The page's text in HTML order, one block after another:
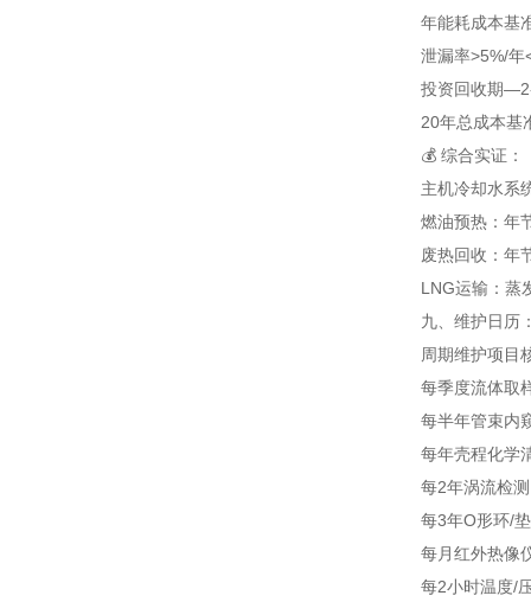
年能耗成本基
泄漏率>5%/年
投资回收期—
20年总成本基
💰 综合实证：
主机冷却水系
燃油预热：年
废热回收：年
LNG运输：蒸
九、维护日历
周期维护项目
每季度流体取
每半年管束内
每年壳程化学
每2年涡流检
每3年O形环/
每月红外热像
每2小时温度/